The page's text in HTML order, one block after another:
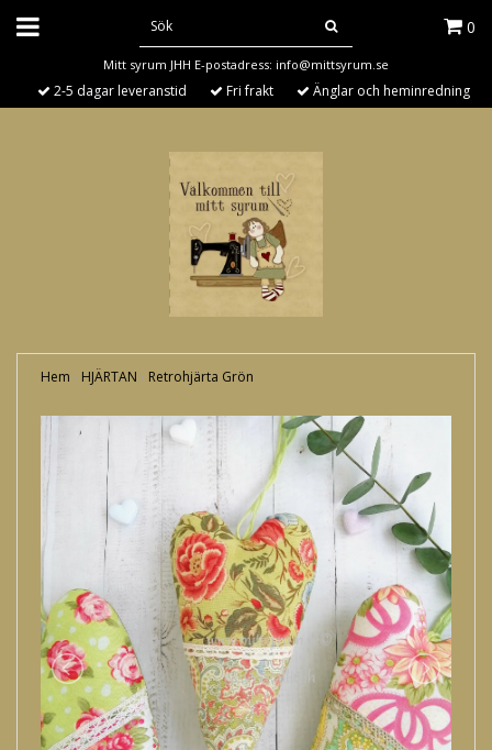
0
Mitt syrum JHH E-postadress: info@mittsyrum.se
2-5 dagar leveranstid Fri frakt Änglar och heminredning
Hem › HJÄRTAN › Retrohjärta Grön